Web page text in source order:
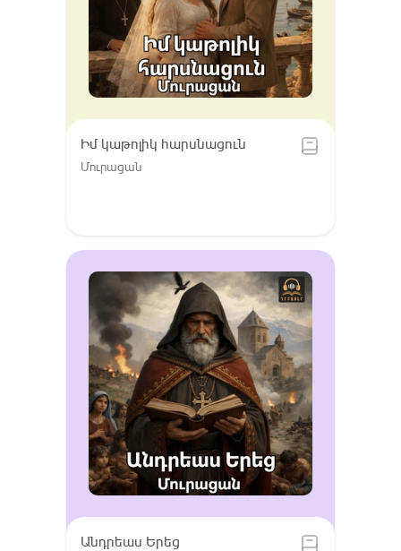
Իմ կաթոլիկ հարսնացուն
Մուրացան
Անդրեաս Երեց